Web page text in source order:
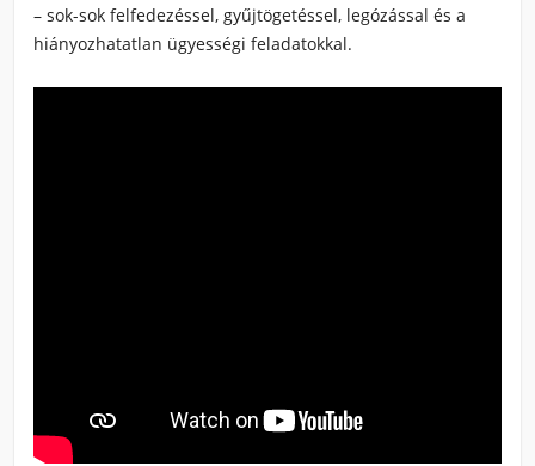
– sok-sok felfedezéssel, gyűjtögetéssel, legózással és a
hiányozhatatlan ügyességi feladatokkal.